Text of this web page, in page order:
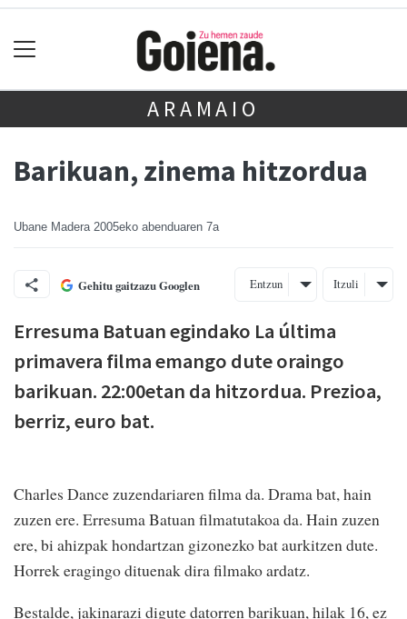
ARAMAIO
Barikuan, zinema hitzordua
Ubane Madera 2005eko abenduaren 7a
Gehitu gaitzazu Googlen Entzun Itzuli
Erresuma Batuan egindako La última
primavera filma emango dute oraingo
barikuan. 22:00etan da hitzordua. Prezioa,
berriz, euro bat.
Charles Dance zuzendariaren filma da. Drama bat, hain
zuzen ere. Erresuma Batuan filmatutakoa da. Hain zuzen
ere, bi ahizpak hondartzan gizonezko bat aurkitzen dute.
Horrek eragingo dituenak dira filmako ardatz.
Bestalde, jakinarazi digute datorren barikuan, hilak 16, ez